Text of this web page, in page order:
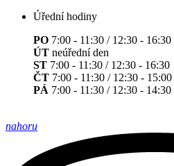
Úřední hodiny
PO 7:00 - 11:30 / 12:30 - 16:30
ÚT neúřední den
ST 7:00 - 11:30 / 12:30 - 16:30
ČT 7:00 - 11:30 / 12:30 - 15:00
PÁ 7:00 - 11:30 / 12:30 - 14:30
nahoru